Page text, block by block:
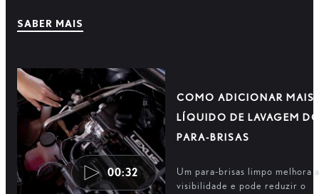
SABER MAIS
00:32
COMO ADICIONAR MAIS
LÍQUIDO DE LAVAGEM
PARA-BRISAS
Um para-brisas limpo melhora a
visibilidade e pode reduzir o